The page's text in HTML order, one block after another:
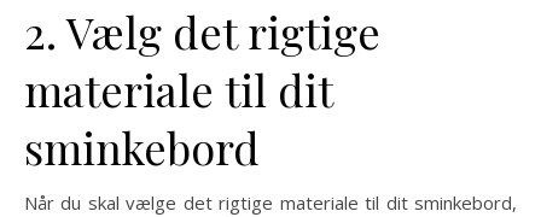
2. Vælg det rigtige
materiale til dit
sminkebord
Når du skal vælge det rigtige materiale til dit sminkebord,